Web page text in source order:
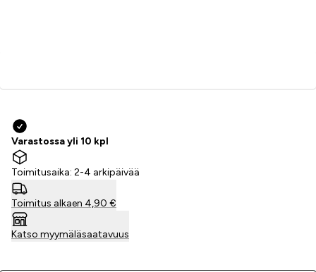
Varastossa yli 10 kpl
Toimitusaika: 2-4 arkipäivää
Toimitus alkaen 4,90 €
Katso myymäläsaatavuus